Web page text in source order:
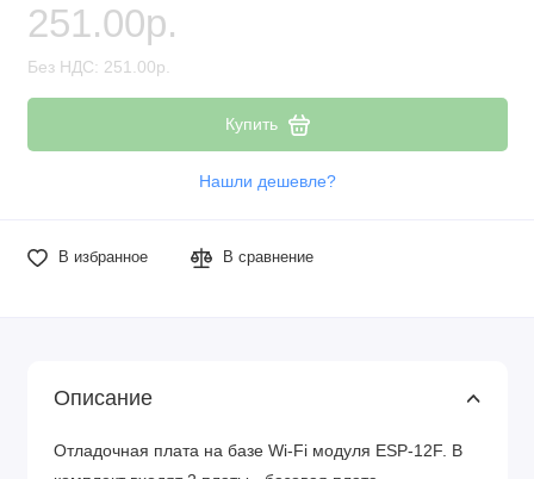
251.00р.
Без НДС: 251.00р.
Купить
Нашли дешевле?
В избранное В сравнение
Описание
Отладочная плата на базе Wi-Fi модуля ESP-12F. В